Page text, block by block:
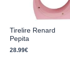
Tirelire Renard
Pepita
28.99€